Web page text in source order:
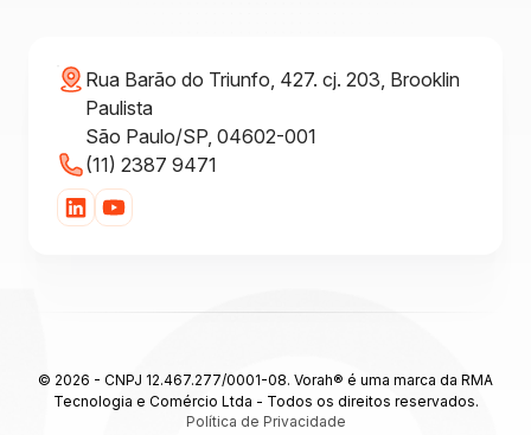
Rua Barão do Triunfo, 427. cj. 203, Brooklin
Paulista
São Paulo/SP, 04602-001
(11) 2387 9471
© 2026 - CNPJ 12.467.277/0001-08. Vorah® é uma marca da RMA
Tecnologia e Comércio Ltda - Todos os direitos reservados.
Política de Privacidade